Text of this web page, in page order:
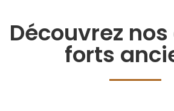
Découvrez
forts